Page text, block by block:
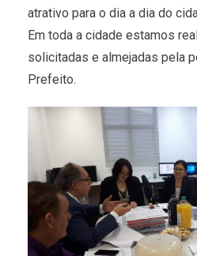
atrativo para o dia a dia do
Em toda a cidade estamos
solicitadas e almejadas pela
Prefeito.